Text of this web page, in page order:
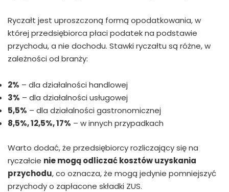
Ryczałt jest uproszczoną formą opodatkowania, w
której przedsiębiorca płaci podatek na podstawie
przychodu, a nie dochodu. Stawki ryczałtu są różne, w
zależności od branży:
2% – dla działalności handlowej
3% – dla działalności usługowej
5,5% – dla działalności gastronomicznej
8,5%, 12,5%, 17% – w innych przypadkach
Warto dodać, że przedsiębiorcy rozliczający się na
ryczałcie nie mogą odliczać kosztów uzyskania
przychodu, co oznacza, że mogą jedynie pomniejszyć
przychody o zapłacone składki ZUS.